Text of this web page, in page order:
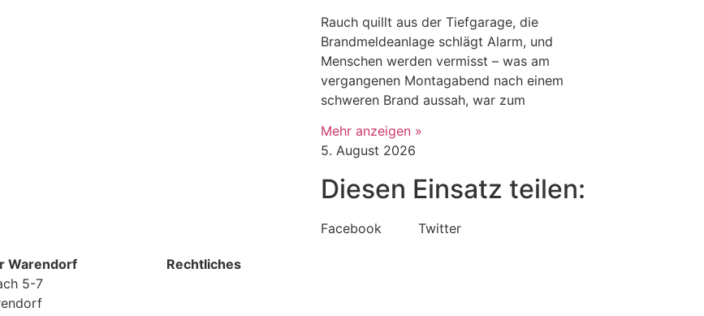
Rauch quillt aus der Tiefgarage, die
Brandmeldeanlage schlägt Alarm, und
Menschen werden vermisst – was am
vergangenen Montagabend nach einem
schweren Brand aussah, war zum
Mehr anzeigen »
5. August 2026
Diesen Einsatz teilen:
Facebook Twitter
Warendorf
5-7
Rechtliches